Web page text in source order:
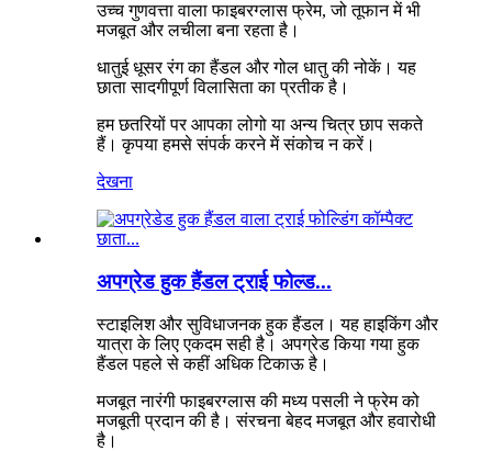
उच्च गुणवत्ता वाला फाइबरग्लास फ्रेम, जो तूफान में भी
मजबूत और लचीला बना रहता है।
धातुई धूसर रंग का हैंडल और गोल धातु की नोकें। यह
छाता सादगीपूर्ण विलासिता का प्रतीक है।
हम छतरियों पर आपका लोगो या अन्य चित्र छाप सकते
हैं। कृपया हमसे संपर्क करने में संकोच न करें।
देखना
अपग्रेड हुक हैंडल ट्राई फोल्ड...
स्टाइलिश और सुविधाजनक हुक हैंडल। यह हाइकिंग और
यात्रा के लिए एकदम सही है। अपग्रेड किया गया हुक
हैंडल पहले से कहीं अधिक टिकाऊ है।
मजबूत नारंगी फाइबरग्लास की मध्य पसली ने फ्रेम को
मजबूती प्रदान की है। संरचना बेहद मजबूत और हवारोधी
है।